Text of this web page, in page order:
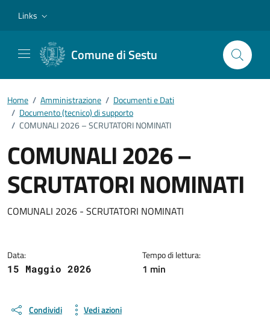
Links
Comune di Sestu
Home / Amministrazione / Documenti e Dati
/ Documento (tecnico) di supporto
/ COMUNALI 2026 – SCRUTATORI NOMINATI
COMUNALI 2026 –
SCRUTATORI NOMINATI
Dettagli del documento
COMUNALI 2026 - SCRUTATORI NOMINATI
Data:
15 Maggio 2026
Tempo di lettura:
1 min
Condividi Vedi azioni